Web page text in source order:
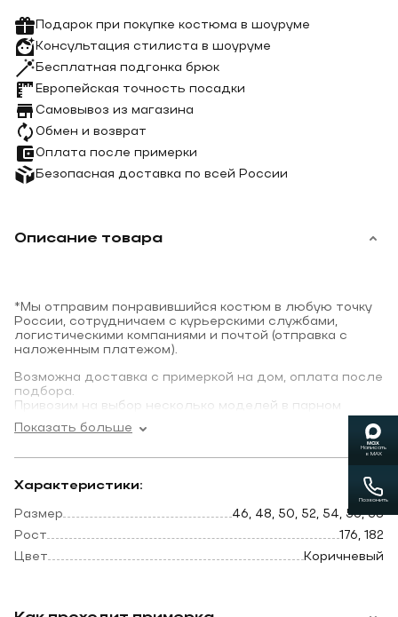
Подарок при покупке костюма в шоуруме
Консультация стилиста в шоуруме
Бесплатная подгонка брюк
Европейская точность посадки
Самовывоз из магазина
Обмен и возврат
Оплата после примерки
Безопасная доставка по всей России
Описание товара
*Мы отправим понравившийся костюм в любую точку
России, сотрудничаем с курьерскими службами,
логистическими компаниями и почтой (отправка с
наложенным платежом).
Возможна доставка с примеркой на дом, оплата после
подбора.
Привозим на выбор несколько моделей в парном
размере.
Показать больше
Характеристики:
Размер
46, 48, 50, 52, 54, 56, 58
Рост
176, 182
Цвет
Коричневый
Написать
в MAX
Позвонить